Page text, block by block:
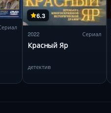
6.3
2022 Сериал
Красный Яр
детектив